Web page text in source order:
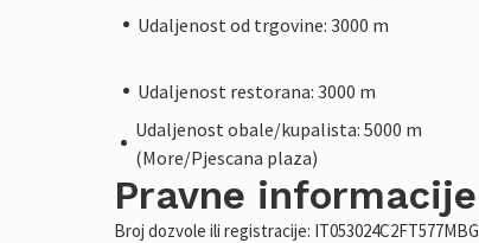
Udaljenost od trgovine: 3000 m
Udaljenost restorana: 3000 m
Udaljenost obale/kupalista: 5000 m
(More/Pjescana plaza)
Pravne informacije
Broj dozvole ili registracije: IT053024C2FT577MBG